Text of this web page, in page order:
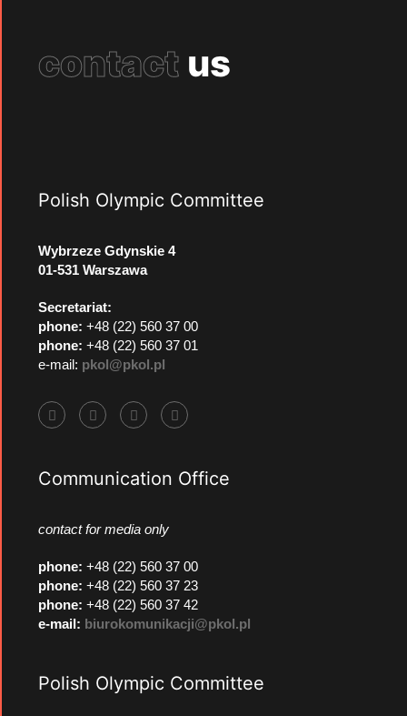
contact us
Polish Olympic Committee
Wybrzeze Gdynskie 4
01-531 Warszawa
Secretariat:
phone: +48 (22) 560 37 00
phone: +48 (22) 560 37 01
e-mail: pkol@pkol.pl
Communication Office
contact for media only
phone: +48 (22) 560 37 00
phone: +48 (22) 560 37 23
phone: +48 (22) 560 37 42
e-mail: biurokomunikacji@pkol.pl
Polish Olympic Committee